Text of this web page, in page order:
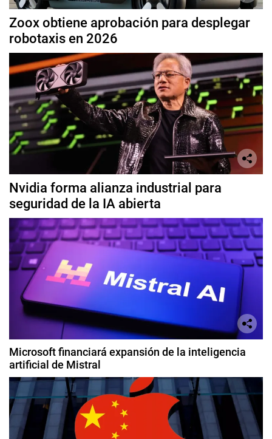
Zoox obtiene aprobación para desplegar
robotaxis en 2026
Nvidia forma alianza industrial para
seguridad de la IA abierta
Microsoft financiará expansión de la inteligencia
artificial de Mistral